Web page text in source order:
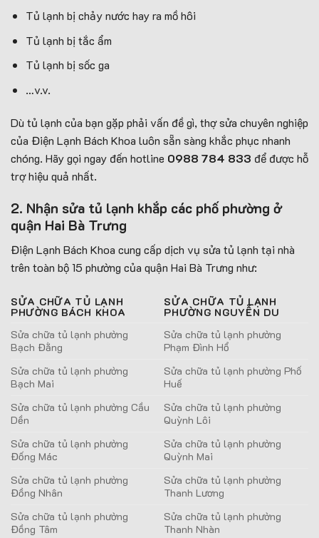
Tủ lạnh bị chảy nước hay ra mồ hôi
Tủ lạnh bị tắc ẩm
Tủ lạnh bị sốc ga
…v.v.
Dù tủ lạnh của bạn gặp phải vấn đề gì, thợ sửa chuyên nghiệp
của Điện Lạnh Bách Khoa luôn sẵn sàng khắc phục nhanh
chóng. Hãy gọi ngay đến hotline 0988 784 833 để được hỗ
trợ hiệu quả nhất.
2. Nhận sửa tủ lạnh khắp các phố phường ở
quận Hai Bà Trưng
Điện Lạnh Bách Khoa cung cấp dịch vụ sửa tủ lạnh tại nhà
trên toàn bộ 15 phường của quận Hai Bà Trưng như:
SỬA CHỮA TỦ LẠNH
PHƯỜNG BÁCH KHOA
SỬA CHỮA TỦ LẠNH
PHƯỜNG NGUYỄN DU
Sửa chữa tủ lạnh phường
Bạch Đằng
Sửa chữa tủ lạnh phường
Phạm Đình Hổ
Sửa chữa tủ lạnh phường
Bạch Mai
Sửa chữa tủ lạnh phường Phố
Huế
Sửa chữa tủ lạnh phường Cầu
Dền
Sửa chữa tủ lạnh phường
Quỳnh Lôi
Sửa chữa tủ lạnh phường
Đống Mác
Sửa chữa tủ lạnh phường
Quỳnh Mai
Sửa chữa tủ lạnh phường
Đồng Nhân
Sửa chữa tủ lạnh phường
Thanh Lương
Sửa chữa tủ lạnh phường
Đồng Tâm
Sửa chữa tủ lạnh phường
Thanh Nhàn